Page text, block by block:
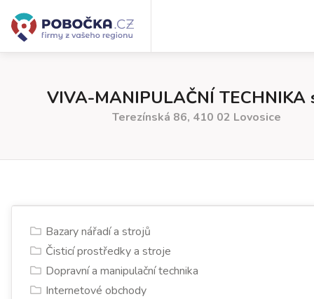
VIVA-MANIPULAČNÍ TECHNIKA
Terezínská 86, 410 02 Lovosice
Bazary nářadí a strojů
Čisticí prostředky a stroje
Dopravní a manipulační technika
Internetové obchody